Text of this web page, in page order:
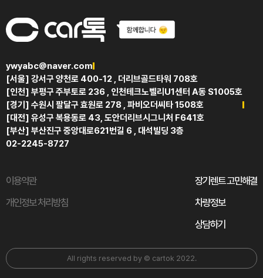
ywyabc@naver.com
[서울] 강서구 양천로 400-12 , 더리브골드타워 708호
[인천] 부평구 주부토로 236 , 인천테크노벨리U1센터 A동 S1005호
[경기] 수원시 팔달구 효원로 278 , 파비오더씨타 1508호
[대전] 유성구 복용동로 43, 도안더리브시그니처 F641호
[부산] 부산진구 중앙대로621번길 6 , 대석빌딩 3층
02-2245-8727
이용약관
개인정보 처리방침
장기렌트 고민해결
차량정보
상담하기
All rights reserved by © cartok 2022.